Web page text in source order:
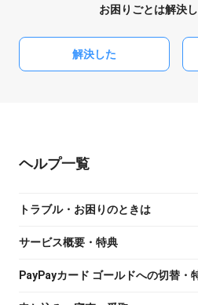
お困りごとは解決
解決した
ヘルプ
トラブル・お困りのときは
サービス概要・特典
PayPayカード ゴールドへの切替・